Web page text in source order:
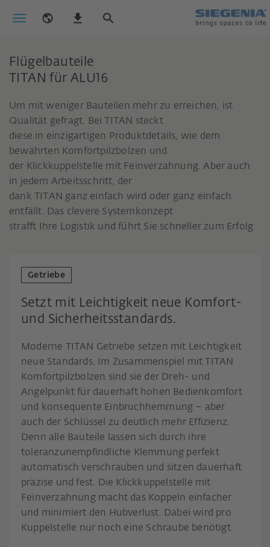
Flügelbauteile
TITAN für ALU16
Um mit weniger Bauteilen mehr zu erreichen, ist
Qualität gefragt. Bei TITAN steckt
diese in einzigartigen Produktdetails, wie dem
bewährten Komfortpilzbolzen und
der Klickkuppelstelle mit Feinverzahnung. Aber auch
in jedem Arbeitsschritt, der
dank TITAN ganz einfach wird oder ganz einfach
entfällt. Das clevere Systemkonzept
strafft Ihre Logistik und führt Sie schneller zum Erfolg.
Getriebe
Setzt mit Leichtigkeit neue Komfort-
und Sicherheitsstandards.
Moderne TITAN Getriebe setzen mit Leichtigkeit
neue Standards. Im Zusammenspiel mit TITAN
Komfortpilzbolzen sind sie der Dreh- und
Angelpunkt für dauerhaft hohen Bedienkomfort
und konsequente Einbruchhemmung – aber
auch der Schlüssel zu deutlich mehr Effizienz.
Denn alle Bauteile lassen sich durch ihre
toleranzunempfindliche Klemmung perfekt
automatisch verschrauben und sitzen dauerhaft
präzise und fest. Die Klickkuppelstelle mit
Feinverzahnung macht das Koppeln einfacher
und minimiert den Hubverlust. Dabei wird pro
Kuppelstelle nur noch eine Schraube benötigt.